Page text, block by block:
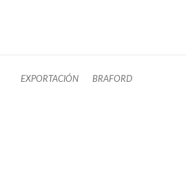
EXPORTACIÓN BRAFORD